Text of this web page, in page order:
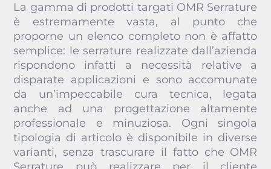
La gamma di prodotti targati OMR Serrature
è estremamente vasta, al punto che
proporne un elenco completo non è affatto
semplice: le serrature realizzate dall’azienda
rispondono infatti a necessità relative a
disparate applicazioni e sono accomunate
da un’impeccabile cura tecnica, legata
anche ad una progettazione altamente
professionale e minuziosa. Ogni singola
tipologia di articolo è disponibile in diverse
varianti, senza trascurare il fatto che OMR